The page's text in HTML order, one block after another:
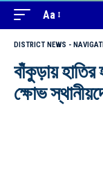
Aa
DISTRICT NEWS -
বাঁকুড়ায়
ক্ষোভ